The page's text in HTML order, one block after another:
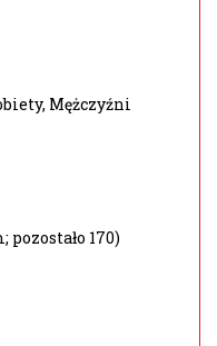
Mężczyźni
pozostało 170)